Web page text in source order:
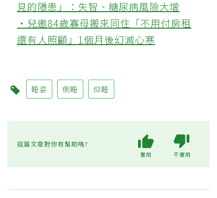
見的隱患」：失智、糖尿病風險大增
‧兒邀84歲寡母搬來同住「不用付房租
還有人照顧」1個月後幻滅心寒
睡姿 側睡 仰睡
這篇文章對你有幫助嗎?
實用 不實用